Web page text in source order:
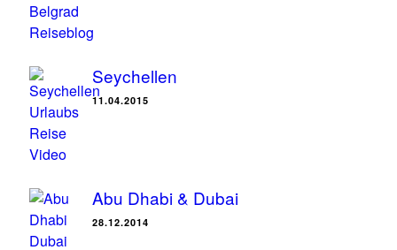
Seychellen
11.04.2015
Abu Dhabi & Dubai
28.12.2014